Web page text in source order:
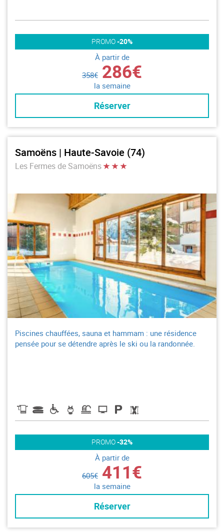
PROMO-20%
À partir de
358€ 286€
la semaine
Réserver
Samoëns | Haute-Savoie (74)
Les Fermes de Samoëns
Piscines chauffées, sauna et hammam : une résidence
pensée pour se détendre après le ski ou la randonnée.
PROMO-32%
À partir de
605€ 411€
la semaine
Réserver